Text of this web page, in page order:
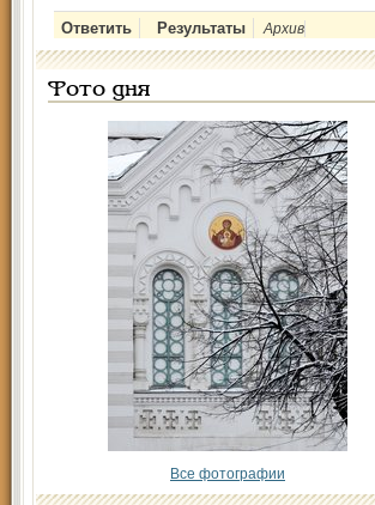
Архив
Фото дня
Все фотографии